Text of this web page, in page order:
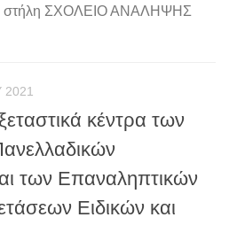
στήλη ΣΧΟΛΕΙΟ ΑΝΑΛΗΨΗΣ
κέντρα των
των Επαναληπτικών
Ειδικών και